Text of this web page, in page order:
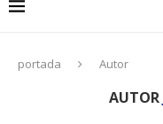
portada Autor
AUTOR